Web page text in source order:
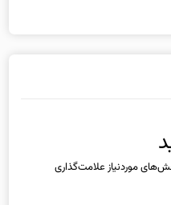
موردنیاز علامت‌گذاری